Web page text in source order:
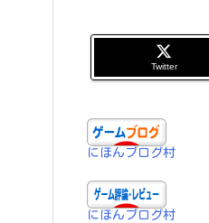
Twitter
にほんブログ村
にほんブログ村